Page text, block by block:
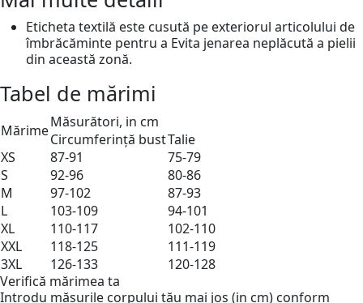
Eticheta textilă este cusută pe exteriorul articolului de
îmbrăcăminte pentru a Evita jenarea neplăcută a pielii
din această zonă.
Tabel de mărimi
MărimeMăsurători, in cm
Circumferință bustTalie
XS
87-91
75-79
S
92-96
80-86
M
97-102
87-93
L
103-109
94-101
XL
110-117
102-110
XXL
118-125
111-119
3XL
126-133
120-128
Verifică mărimea ta
Introdu măsurile corpului tău mai jos (in cm) conform